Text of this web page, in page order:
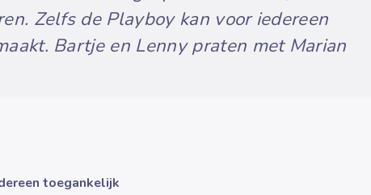
Zelfs de Playboy kan voor iedereen
Bartje en Lenny praten met Marian
toegankelijk